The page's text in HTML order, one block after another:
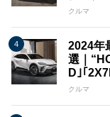
クルマ
2024年
選｜
D｣｢
クルマ